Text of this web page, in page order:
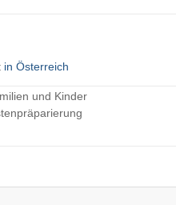
in Österreich
und Kinder